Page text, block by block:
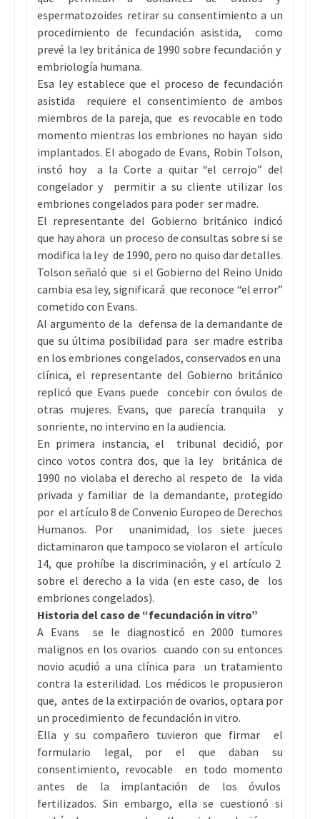
espermatozoides retirar su consentimiento a un
procedimiento de fecundación asistida, como
prevé la ley británica de 1990 sobre fecundación y
embriología humana.
Esa ley establece que el proceso de fecundación
asistida requiere el consentimiento de ambos
miembros de la pareja, que es revocable en todo
momento mientras los embriones no hayan sido
implantados. El abogado de Evans, Robin Tolson,
instó hoy a la Corte a quitar “el cerrojo” del
congelador y permitir a su cliente utilizar los
embriones congelados para poder ser madre.
El representante del Gobierno británico indicó
que hay ahora un proceso de consultas sobre si se
modifica la ley de 1990, pero no quiso dar detalles.
Tolson señaló que si el Gobierno del Reino Unido
cambia esa ley, significará que reconoce “el error”
cometido con Evans.
Al argumento de la defensa de la demandante de
que su última posibilidad para ser madre estriba
en los embriones congelados, conservados en una
clínica, el representante del Gobierno británico
replicó que Evans puede concebir con óvulos de
otras mujeres. Evans, que parecía tranquila y
sonriente, no intervino en la audiencia.
En primera instancia, el tribunal decidió, por
cinco votos contra dos, que la ley británica de
1990 no violaba el derecho al respeto de la vida
privada y familiar de la demandante, protegido
por el artículo 8 de Convenio Europeo de Derechos
Humanos. Por unanimidad, los siete jueces
dictaminaron que tampoco se violaron el artículo
14, que prohíbe la discriminación, y el artículo 2
sobre el derecho a la vida (en este caso, de los
embriones congelados).
Historia del caso de “fecundación in vitro”
A Evans se le diagnosticó en 2000 tumores
malignos en los ovarios cuando con su entonces
novio acudió a una clínica para un tratamiento
contra la esterilidad. Los médicos le propusieron
que, antes de la extirpación de ovarios, optara por
un procedimiento de fecundación in vitro.
Ella y su compañero tuvieron que firmar el
formulario legal, por el que daban su
consentimiento, revocable en todo momento
antes de la implantación de los óvulos
fertilizados. Sin embargo, ella se cuestionó si